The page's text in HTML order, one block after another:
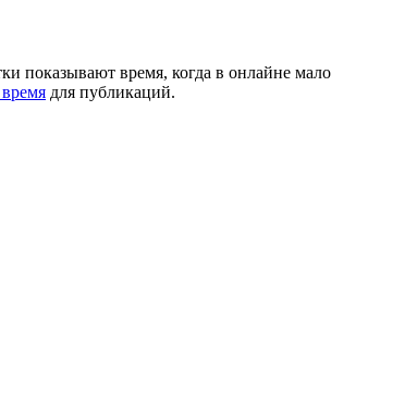
показывают время, когда в онлайне мало
для публикаций.